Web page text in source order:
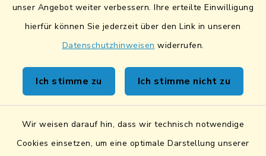
unser Angebot weiter verbessern. Ihre erteilte Einwilligung
hierfür können Sie jederzeit über den Link in unseren
Datenschutzhinweisen widerrufen.
Ich stimme zu Ich stimme nicht zu
Wir weisen darauf hin, dass wir technisch notwendige
Cookies einsetzen, um eine optimale Darstellung unserer
Kontakt
Sicherer Datentransfer